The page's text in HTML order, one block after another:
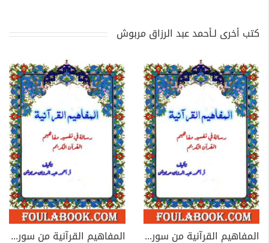
كتب أخرى لـأحمد عبد الرزاق مربوش
المفاهيم القرآنية من سورة الأعلى المفاهيم القرآنية من سورة البلد